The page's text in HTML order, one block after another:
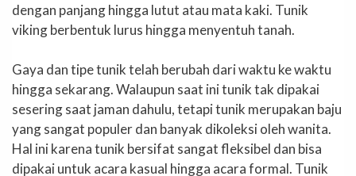
dengan panjang hingga lutut atau mata kaki. Tunik
viking berbentuk lurus hingga menyentuh tanah.
Gaya dan tipe tunik telah berubah dari waktu ke waktu
hingga sekarang. Walaupun saat ini tunik tak dipakai
sesering saat jaman dahulu, tetapi tunik merupakan baju
yang sangat populer dan banyak dikoleksi oleh wanita.
Hal ini karena tunik bersifat sangat fleksibel dan bisa
dipakai untuk acara kasual hingga acara formal. Tunik